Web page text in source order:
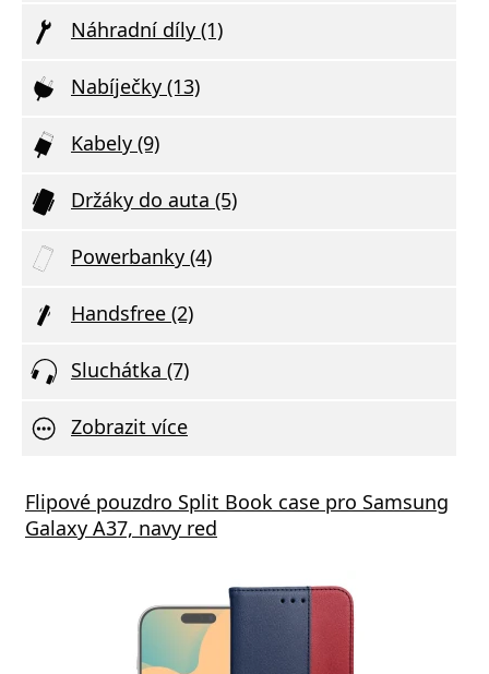
Náhradní díly (1)
Nabíječky (13)
Kabely (9)
Držáky do auta (5)
Powerbanky (4)
Handsfree (2)
Sluchátka (7)
Zobrazit více
Flipové pouzdro Split Book case pro Samsung
Galaxy A37, navy red